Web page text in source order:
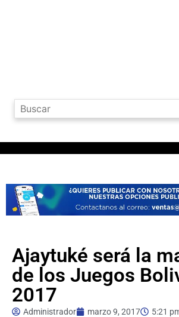
Ajaytuké será la
de los Juegos
2017
Administrador marzo 9, 2017 5:21